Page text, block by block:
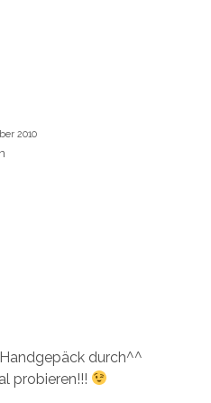
2010
durch^^
probieren!!!